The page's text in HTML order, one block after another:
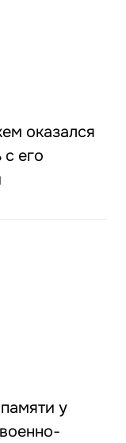
оказался
его
у